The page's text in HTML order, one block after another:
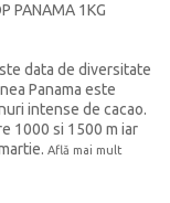
PANAMA 1KG
data de diversitate
Panama este
intense de cacao.
1000 si 1500 m iar
Află mai mult